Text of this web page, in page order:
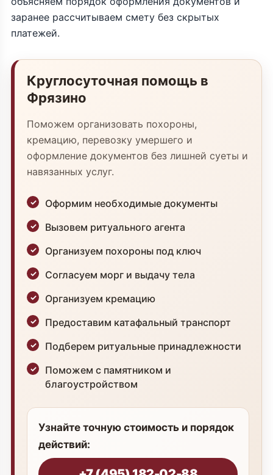
заранее рассчитываем смету без скрытых
платежей.
Круглосуточная помощь в
Фрязино
Поможем организовать похороны,
кремацию, перевозку умершего и
оформление документов без лишней суеты и
навязанных услуг.
Оформим необходимые документы
Вызовем ритуального агента
Организуем похороны под ключ
Согласуем морг и выдачу тела
Организуем кремацию
Предоставим катафальный транспорт
Подберем ритуальные принадлежности
Поможем с памятником и
благоустройством
Узнайте точную стоимость и порядок
действий: